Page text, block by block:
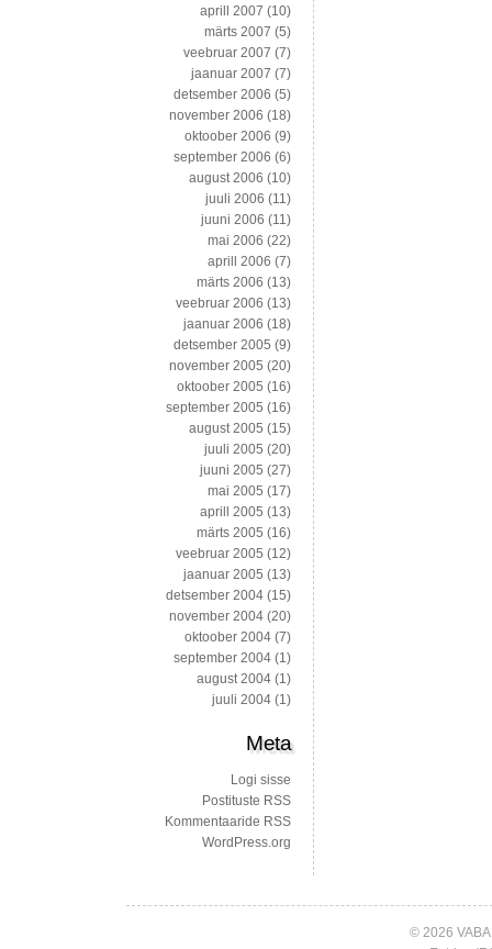
aprill 2007 (10)
märts 2007 (5)
veebruar 2007 (7)
jaanuar 2007 (7)
detsember 2006 (5)
november 2006 (18)
oktoober 2006 (9)
september 2006 (6)
august 2006 (10)
juuli 2006 (11)
juuni 2006 (11)
mai 2006 (22)
aprill 2006 (7)
märts 2006 (13)
veebruar 2006 (13)
jaanuar 2006 (18)
detsember 2005 (9)
november 2005 (20)
oktoober 2005 (16)
september 2005 (16)
august 2005 (15)
juuli 2005 (20)
juuni 2005 (27)
mai 2005 (17)
aprill 2005 (13)
märts 2005 (16)
veebruar 2005 (12)
jaanuar 2005 (13)
detsember 2004 (15)
november 2004 (20)
oktoober 2004 (7)
september 2004 (1)
august 2004 (1)
juuli 2004 (1)
Meta
Logi sisse
Postituste RSS
Kommentaaride RSS
WordPress.org
© 2026